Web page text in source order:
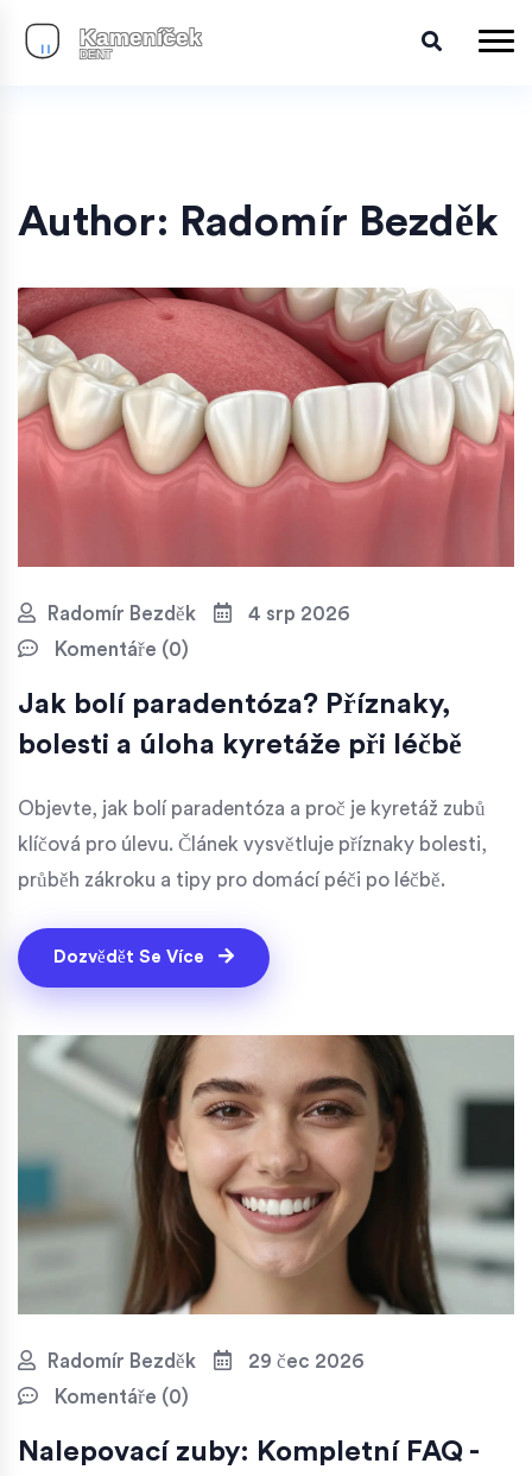
Author: Radomír Bezděk
Radomír Bezděk
4 srp 2026
Komentáře (0)
Jak bolí paradentóza? Příznaky,
bolesti a úloha kyretáže při léčbě
Objevte, jak bolí paradentóza a proč je kyretáž zubů
klíčová pro úlevu. Článek vysvětluje příznaky bolesti,
průběh zákroku a tipy pro domácí péči po léčbě.
Dozvědět Se Více
Radomír Bezděk
29 čec 2026
Komentáře (0)
Nalepovací zuby: Kompletní FAQ -